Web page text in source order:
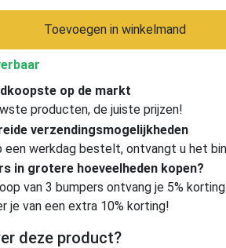
Toevoegen in winkelmand
op de markt
producten, de juiste prijzen!
verzendingsmogelijkheden
een werkdag bestelt, ontvangt u het
in grotere hoeveelheden kopen?
van 3 bumpers ontvang je 5%
je van een extra 10% korting!
deze product?